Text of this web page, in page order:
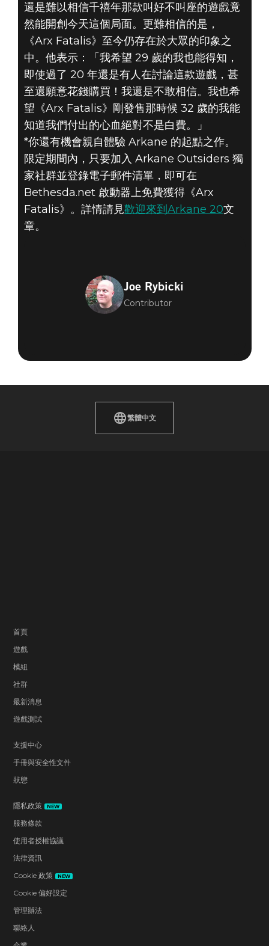
還是難以相信千禧年那款叫好不叫座的遊戲竟
然能開創今天這個局面。更難相信的是，
《Arx Fatalis》至今仍存在於大眾的印象之
中。他表示：「我希望 29 歲的我也能得知，
即使過了 20 年還是有人在討論這款遊戲，甚
至還願意花錢購買！我還是不敢相信。我也希
望《Arx Fatalis》剛發售那時候 32 歲的我能
知道我們付出的心血絕對不是白費。」
*你還有機會親自體驗 Arkane 的起點之作。
限定期間內，只要加入 Arkane Outsiders 獨
家社群並登錄電子郵件清單，即可在
Bethesda.net 啟動器上免費獲得《Arx
Fatalis》。詳情請見歡迎來到Arkane 20文
章。
Joe Rybicki
Contributor
繁體中文
首頁
遊戲
模組
社群
最新消息
遊戲測試
支援中心
手冊與安全性文件
狀態
隱私政策 NEW
服務條款
使用者授權協議
法律資訊
Cookie 政策
NEW
Cookie 偏好設定
管理辦法
聯絡人